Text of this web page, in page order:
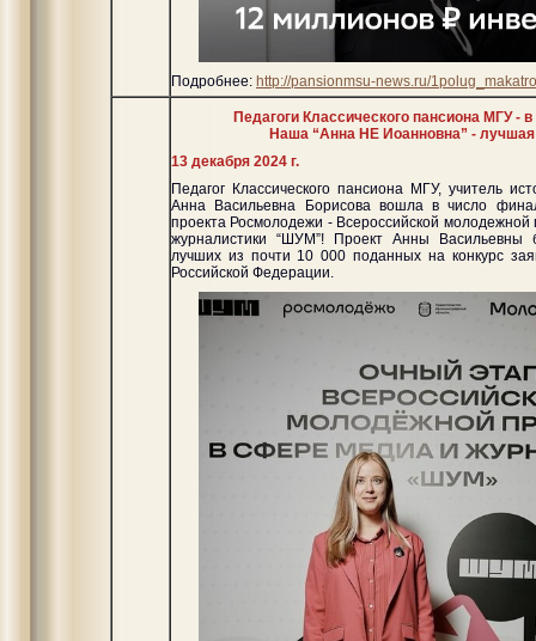
Подробнее: http://pansionmsu-news.ru/
Педагоги Классического пансиона МГУ -
Наша “Анна НЕ Иоанновна” -
13 декабря 2024 г.
Педагог Классического пансиона МГУ, учитель
Анна Васильевна Борисова вошла в число
проекта Росмолодежи - Всероссийской
журналистики “ШУМ”! Проект Анны
лучших из почти 10 000 поданных на конкурс
Российской Федерации.